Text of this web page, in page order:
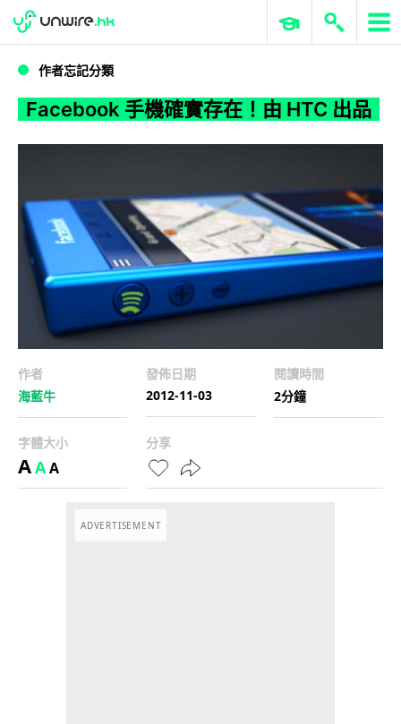
Facebook 手機確實存在！由 HTC 出品
WWDC 2026 ERP 與商業 AI
作者忘記分類
Facebook 手機確實存在！由 HTC 出品
作者
海藍牛
發佈日期
2012-11-03
閱讀時間
2分鐘
字體大小
AAA
分享
ADVERTISEMENT